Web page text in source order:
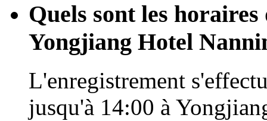
Quels sont les
Yongjiang Hotel
L'enregistrement
jusqu'à 14:00 à